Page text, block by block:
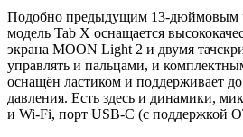
Подобно предыдущим 13-дюймовым
модель Tab X оснащается
экрана MOON Light 2 и двумя
управлять и пальцами, и
оснащён ластиком и поддерживает
давления. Есть здесь и динамики,
и Wi-Fi, порт USB-C (с поддержкой